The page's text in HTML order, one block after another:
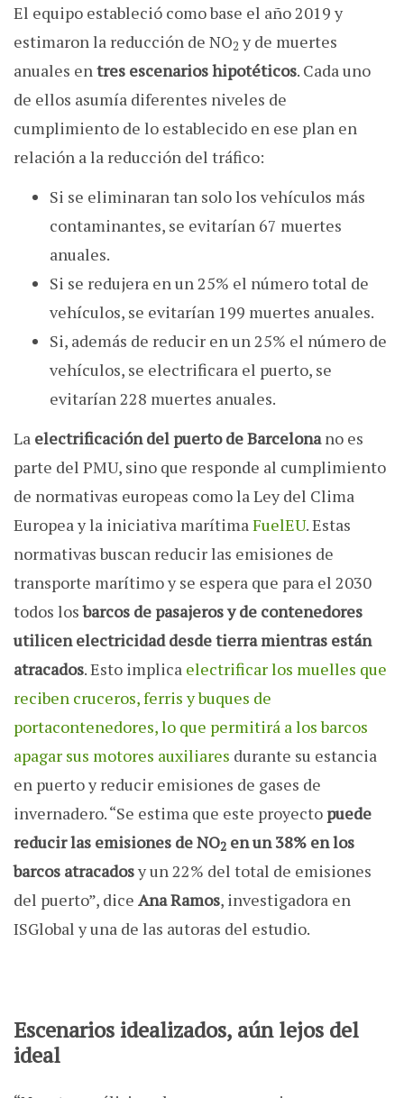
El equipo estableció como base el año 2019 y
estimaron la reducción de NO2 y de muertes
anuales entres escenarios hipotéticos. Cada uno
de ellos asumía diferentes niveles de
cumplimiento de lo establecido en ese plan en
relación a la reducción del tráfico:
Si se eliminaran tan solo los vehículos más
contaminantes, se evitarían 67 muertes
anuales.
Si se redujera en un 25% el número total de
vehículos, se evitarían 199 muertes anuales.
Si, además de reducir en un 25% el número de
vehículos, se electrificara el puerto, se
evitarían 228 muertes anuales.
La electrificación del puerto de Barcelonano es
parte del PMU, sino que responde al cumplimiento
de normativas europeas como la Ley del Clima
Europea y la iniciativa marítimaFuelEU. Estas
normativas buscan reducir las emisiones de
transporte marítimo y se espera que para el 2030
todos losbarcos de pasajeros y de contenedores
utilicen electricidad desde tierra mientras están
atracados. Esto implica electrificar los muelles que
reciben cruceros, ferris y buques de
portacontenedores, lo que permitirá a los barcos
apagar sus motores auxiliares durante su estancia
en puerto y reducir emisiones de gases de
invernadero. “Se estima que este proyectopuede
reducir las emisiones deNO2 en un 38% en los
barcos atracadosy un 22% del total de emisiones
del puerto”, dice Ana Ramos, investigadora en
ISGlobal y una de las autoras del estudio.
Escenarios idealizados, aún lejos del
ideal